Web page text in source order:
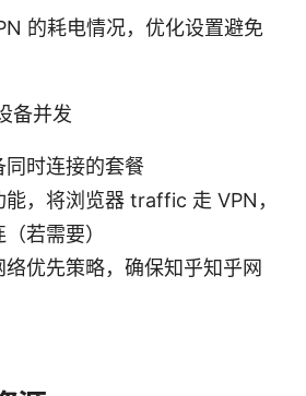
的耗电情况，优化设置避免
备并发
同时连接的套餐
，将浏览器 traffic 走 VPN，
若需要）
优先策略，确保知乎知乎网